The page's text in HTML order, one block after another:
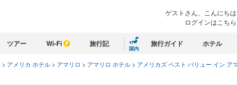
ゲストさん、こんにちは
ログインはこちら
ツアー Wi-Fi 旅行記
国内
旅行ガイド ホテル
> アメリカ ホテル > アマリロ > アマリロ ホテル > アメリカズ ベスト バリュー イン ア